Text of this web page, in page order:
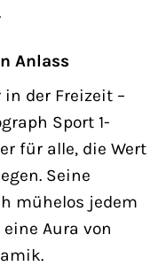
Anlass
der Freizeit –
Sport 1-
für alle, die Wert
Seine
mühelos jedem
Aura von